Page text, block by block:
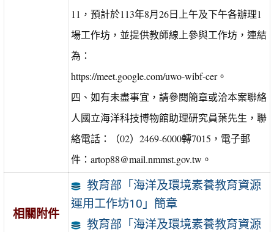
11，預計於113年8月26日上午及下午各辦理1
場工作坊，並提供教師線上參與工作坊，連結
為：
https://meet.google.com/uwo-wibf-cer。
四、如有未盡事宜，請參閱簡章或洽本案聯絡
人國立海洋科技博物館助理研究員葉先生，聯
絡電話：（02）2469-6000轉7015，電子郵
件：artop88@mail.nmmst.gov.tw。
相關附件
教育部「海洋及環境素養教育資源
運用工作坊10」簡章
教育部「海洋及環境素養教育資源